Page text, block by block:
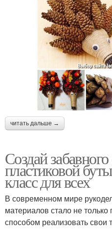
читать дальше →
Создай
пластиковой
класс для всех
В современном мире
материалов стало не
способом реализовать свои